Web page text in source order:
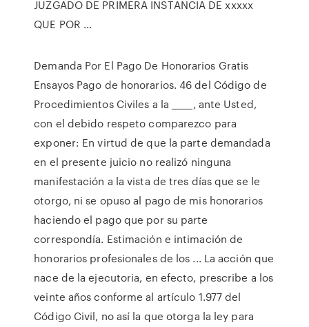
JUZGADO DE PRIMERA INSTANCIA DE xxxxx
QUE POR …
Demanda Por El Pago De Honorarios Gratis
Ensayos Pago de honorarios. 46 del Código de
Procedimientos Civiles a la _____, ante Usted,
con el debido respeto comparezco para
exponer: En virtud de que la parte demandada
en el presente juicio no realizó ninguna
manifestación a la vista de tres días que se le
otorgo, ni se opuso al pago de mis honorarios
haciendo el pago que por su parte
correspondía. Estimación e intimación de
honorarios profesionales de los ... La acción que
nace de la ejecutoria, en efecto, prescribe a los
veinte años conforme al artículo 1.977 del
Código Civil, no así la que otorga la ley para